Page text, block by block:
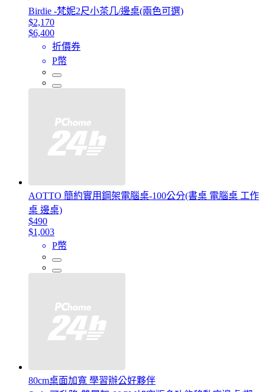
Birdie -梵妮2尺小茶几/邊桌(兩色可選)
$2,170
$6,400
折價券
P幣
AOTTO 簡約實用鋼架電腦桌-100公分(書桌 電腦桌 工作
桌 邊桌)
$490
$1,003
P幣
80cm桌面加寬 學習辦公好夥伴